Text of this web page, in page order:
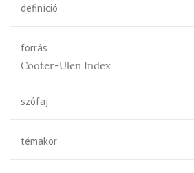
definíció
forrás
Cooter-Ulen Index
szófaj
témakör